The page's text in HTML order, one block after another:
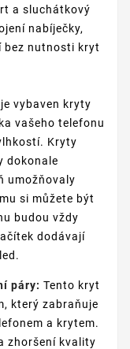
a sluchátkový
nabíječky,
bez nutnosti kryt
vybaven kryty
vašeho telefonu
Kryty
dokonale
umožňovaly
si můžete být
budou vždy
dodávají
páry: Tento kryt
který zabraňuje
a krytem.
zhoršení kvality